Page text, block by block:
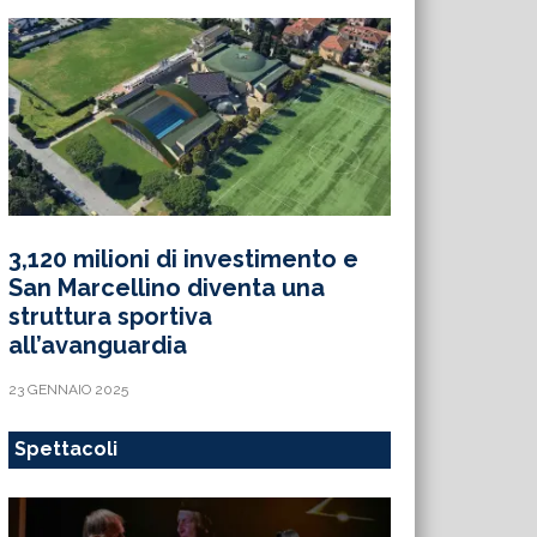
3,120 milioni di investimento e
San Marcellino diventa una
struttura sportiva
all’avanguardia
23 GENNAIO 2025
Spettacoli